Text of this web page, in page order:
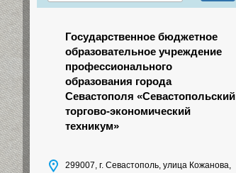
Государственное бюджетное
образовательное учреждение
профессионального
образования города
Севастополя «Севастопольский
торгово-экономический
техникум»
299007, г. Севастополь, улица Кожанова,